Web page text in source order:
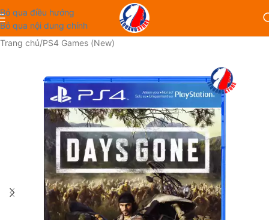
Bỏ qua điều hướng
Bỏ qua nội dung chính
Trang chủ/PS4 Games (New)